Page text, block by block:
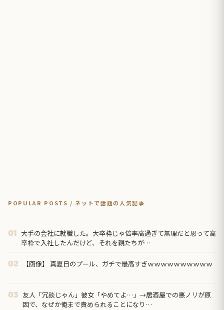
POPULAR POSTS / ネットで話題の人気記事
01 大手の会社に就職した。大卒枠じゃ倍率高過ぎて無理だと思って高
卒枠で入社したんだけど、それを親たちが…
02 【画像】 真夏日のプール、ガチで最高すぎｗｗｗｗｗｗｗｗｗｗ
03 友人「冗談じゃん」彼女「やめてよ…」→居酒屋での悪ノリが原
因で、なぜか俺まで責められることになり…